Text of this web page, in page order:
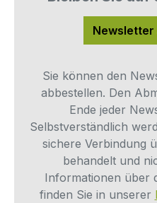
Eckventil installiert
Anschluss
einer langlebigen
die perfekt in
Die Handhabung ist
Verbindung
für den Einsatz im
abgestimmt. Ein
für jeden, der auf
hygienisches
Sie können den
abbestellen. Den
Ende jeder
Selbstverständlich
sichere Verbindung
behandelt und
Informationen über
finden Sie in unserer